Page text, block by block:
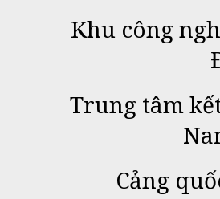
Khu công
Trung tâm
Cảng